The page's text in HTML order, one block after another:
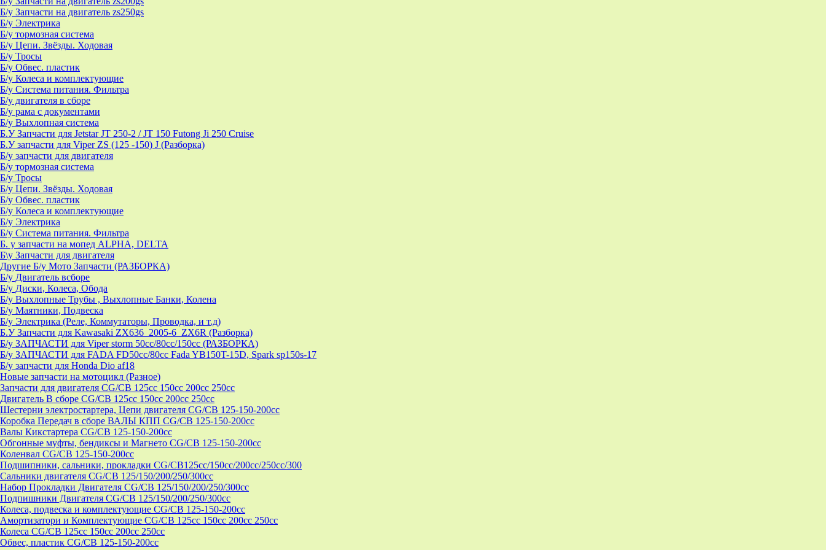
Б/у Запчасти на двигатель zs250gs
Б/у Электрика
Б/у тормозная система
Б/у Цепи. Звёзды. Ходовая
Б/у Тросы
Б/у Обвес. пластик
Б/у Колеса и комплектующие
Б/у Система питания. Фильтра
Б/у двигателя в сборе
Б/у рама с документами
Б/у Выхлопная система
Б.У Запчасти для Jetstar JT 250-2 / JT 150 Futong Ji 250 Cruise
Б.У запчасти для Viper ZS (125 -150) J (Разборка)
Б/у запчасти для двигателя
Б/у тормозная система
Б/у Тросы
Б/у Цепи. Звёзды. Ходовая
Б/у Обвес. пластик
Б/у Колеса и комплектующие
Б/у Электрика
Б/у Система питания. Фильтра
Б. у запчасти на мопед ALPHA, DELTA
Б\у Запчасти для двигателя
Другие Б/у Мото Запчасти (РАЗБОРКА)
Б/у Двигатель всборе
Б/у Диски, Колеса, Обода
Б/у Выхлопные Трубы , Выхлопные Банки, Колена
Б/у Маятники, Подвеска
Б/у Электрика (Реле, Коммутаторы, Проводка, и т.д)
Б.У Запчасти для Kawasaki ZX636_2005-6_ZX6R (Разборка)
Б/у ЗАПЧАСТИ для Viper storm 50cc/80cc/150cc (РАЗБОРКА)
Б/у ЗАПЧАСТИ для FADA FD50cc/80cc Fada YB150T-15D, Spark sp150s-17
Б/у запчасти для Honda Dio af18
Новые запчасти на мотоцикл (Разное)
Запчасти для двигателя CG/CB 125cc 150cc 200cc 250cc
Двигатель В сборе CG/CB 125cc 150cc 200cc 250cc
Шестерни электростартера, Цепи двигателя CG/CB 125-150-200cc
Коробка Передач в сборе ВАЛЫ КПП CG/CB 125-150-200cc
Валы Кикстартера CG/CB 125-150-200cc
Обгонные муфты, бендиксы и Магнето CG/CB 125-150-200cc
Коленвал CG/CB 125-150-200cc
Подшипники, сальники, прокладки CG/CB125сс/150cc/200cc/250cc/300
Сальники двигателя CG/CB 125/150/200/250/300cc
Набор Прокладки Двигателя CG/CB 125/150/200/250/300cc
Подпишники Двигателя CG/CB 125/150/200/250/300cc
Колеса, подвеска и комплектующие CG/CB 125-150-200cc
Амортизатори и Комплектующие CG/CB 125cc 150cc 200cc 250cc
Колеса CG/CB 125cc 150cc 200cc 250cc
Обвес, пластик CG/CB 125-150-200cc